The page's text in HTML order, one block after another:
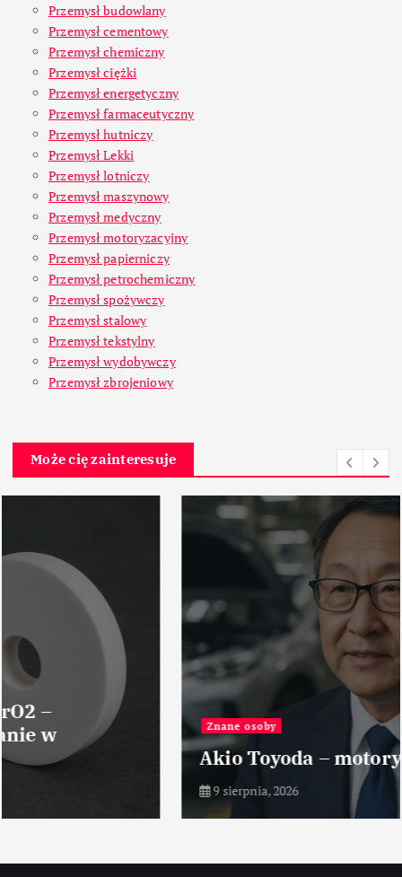
Przemysł budowlany
Przemysł cementowy
Przemysł chemiczny
Przemysł ciężki
Przemysł energetyczny
Przemysł farmaceutyczny
Przemysł hutniczy
Przemysł Lekki
Przemysł lotniczy
Przemysł maszynowy
Przemysł medyczny
Przemysł motoryzacyjny
Przemysł papierniczy
Przemysł petrochemiczny
Przemysł spożywczy
Przemysł stalowy
Przemysł tekstylny
Przemysł wydobywczy
Przemysł zbrojeniowy
Może cię zainteresuje
Akio Toyoda – motoryzacja